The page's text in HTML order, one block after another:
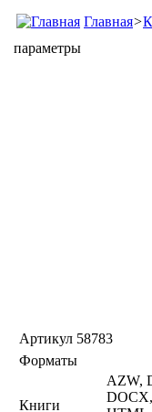
Главная>
параметры
Артикул 58783
Форматы
Книги
AZW,
DOCX,